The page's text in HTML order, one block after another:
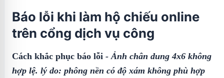
Báo lỗi khi làm hộ chiếu online
trên cổng dịch vụ công
Cách khắc phục báo lỗi -Ảnh chân dung 4x6 không
hợp lệ. lý do: phông nền có độ xám không phù hợp